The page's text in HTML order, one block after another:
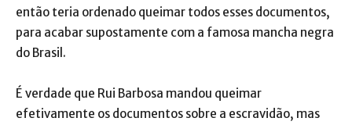
então teria ordenado queimar todos esses documentos,
para acabar supostamente com a famosa mancha negra
do Brasil.
É verdade que Rui Barbosa mandou queimar
efetivamente os documentos sobre a escravidão, mas